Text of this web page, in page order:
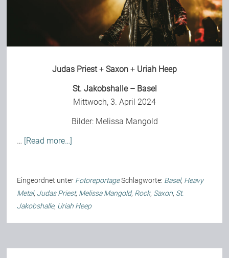
Rezensionen
Alles andere
Backstage
Kontakt
Team
Judas Priest+ Saxon + Uriah Heep
St. Jakobshalle – Basel
Mittwoch, 3. April 2024
Bilder: Melissa Mangold
… [Read more…]
Eingeordnet unter FotoreportageSchlagworte: Basel, Heavy
Metal, Judas Priest, Melissa Mangold, Rock, Saxon, St.
Jakobshalle, Uriah Heep